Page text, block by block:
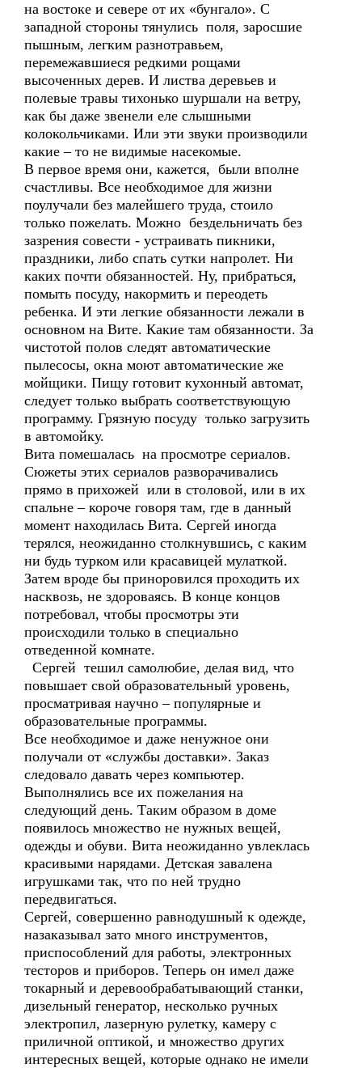
на востоке и севере от их «бунгало». С
западной стороны тянулись поля, заросшие
пышным, легким разнотравьем,
перемежавшиеся редкими рощами
высоченных дерев. И листва деревьев и
полевые травы тихонько шуршали на ветру,
как бы даже звенели еле слышными
колокольчиками. Или эти звуки производили
какие – то не видимые насекомые.
В первое время они, кажется, были вполне
счастливы. Все необходимое для жизни
поулучали без малейшего труда, стоило
только пожелать. Можно бездельничать без
зазрения совести - устраивать пикники,
праздники, либо спать сутки напролет. Ни
каких почти обязанностей. Ну, прибраться,
помыть посуду, накормить и переодеть
ребенка. И эти легкие обязанности лежали в
основном на Вите. Какие там обязанности. За
чистотой полов следят автоматические
пылесосы, окна моют автоматические же
мойщики. Пищу готовит кухонный автомат,
следует только выбрать соответствующую
программу. Грязную посуду только загрузить
в автомойку.
Вита помешалась на просмотре сериалов.
Сюжеты этих сериалов разворачивались
прямо в прихожей или в столовой, или в их
спальне – короче говоря там, где в данный
момент находилась Вита. Сергей иногда
терялся, неожиданно столкнувшись, с каким
ни будь турком или красавицей мулаткой.
Затем вроде бы приноровился проходить их
насквозь, не здороваясь. В конце концов
потребовал, чтобы просмотры эти
происходили только в специально
отведенной комнате.
Сергей тешил самолюбие, делая вид, что
повышает свой образовательный уровень,
просматривая научно – популярные и
образовательные программы.
Все необходимое и даже ненужное они
получали от «службы доставки». Заказ
следовало давать через компьютер.
Выполнялись все их пожелания на
следующий день. Таким образом в доме
появилось множество не нужных вещей,
одежды и обуви. Вита неожиданно увлеклась
красивыми нарядами. Детская завалена
игрушками так, что по ней трудно
передвигаться.
Сергей, совершенно равнодушный к одежде,
назаказывал зато много инструментов,
приспособлений для работы, электронных
тесторов и приборов. Теперь он имел даже
токарный и деревообрабатывающий станки,
дизельный генератор, несколько ручных
электропил, лазерную рулетку, камеру с
приличной оптикой, и множество других
интересных вещей, которые однако не имели